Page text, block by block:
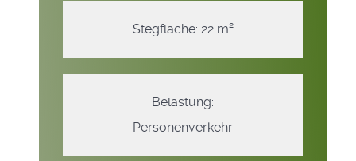
Stegfläche: 22 m²
Belastung:
Personenverkehr